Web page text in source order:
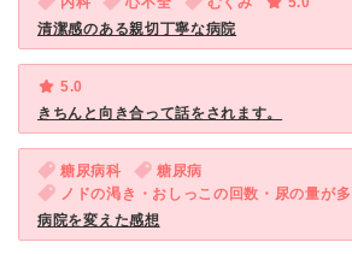
清潔感のある親切丁寧な病院
5.0
きちんと向き合って話をされます。
糖尿病科
糖尿病
ノドの渇き・おしっこの回数・尿の量が
病院を変えた感想